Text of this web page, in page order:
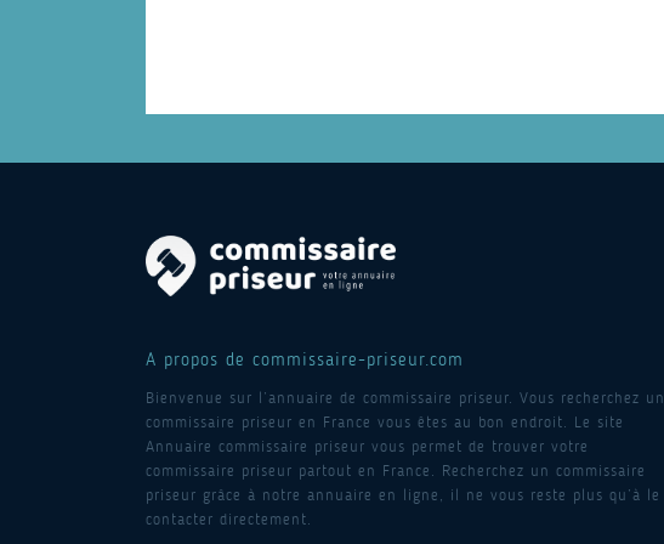
A propos de commissaire-priseur.com
Bienvenue sur l’annuaire de commissaire priseur. Vous recherchez un
commissaire priseur en France vous êtes au bon endroit. Le site
Annuaire commissaire priseur vous permet de trouver votre
commissaire priseur partout en France. Recherchez un commissaire
priseur grâce à notre annuaire en ligne, il ne vous reste plus qu’à le
contacter directement.